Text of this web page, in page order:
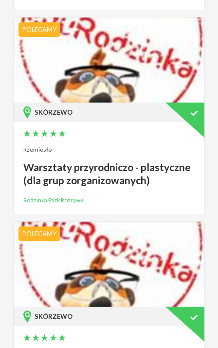
POLECAMY
SKÓRZEWO
Rzemiosło
Warsztaty przyrodniczo - plastyczne
(dla grup zorganizowanych)
Rodzinka Park Rozrywki
POLECAMY
SKÓRZEWO